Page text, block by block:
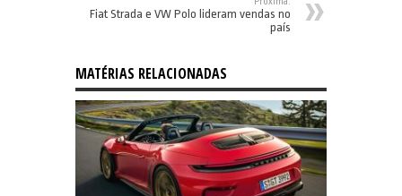
Fiat Strada e VW Polo lideram vendas no
país
MATÉRIAS RELACIONADAS